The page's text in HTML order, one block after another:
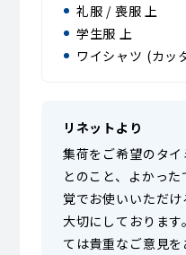
礼服 / 喪服 上
学生服 上
ワイシャツ (カッ
リネットより
集荷をご希望のタ
とのこと、よかっ
覚でお使いいただ
大切にしておりま
ては貴重なご意見を